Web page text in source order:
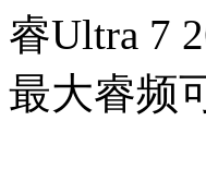
睿Ultra 7
最大睿频